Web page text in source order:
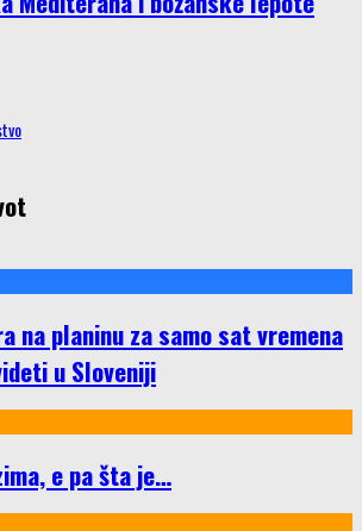
na planinu za samo sat vremena
u Sloveniji
e pa šta je…